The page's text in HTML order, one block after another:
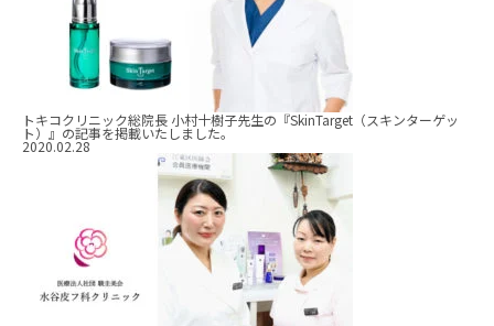
トキコクリニック総院長 小村十樹子先生の『SkinTarget（スキンターゲッ
ト）』の記事を掲載いたしました。
2020.02.28